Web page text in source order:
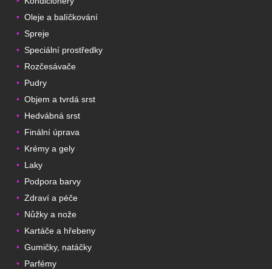
• Oleje a balíčkování
• Spreje
• Speciální prostředky
• Rozčesávače
• Pudry
• Objem a tvrdá srst
• Hedvábná srst
• Finální úprava
• Krémy a gely
• Laky
• Podpora barvy
• Zdraví a péče
• Nůžky a nože
• Kartáče a hřebeny
• Gumičky, natáčky
• Parfémy